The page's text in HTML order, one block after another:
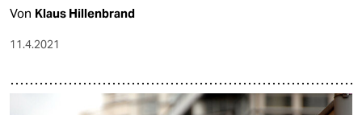
Von Klaus Hillenbrand
11.4.2021